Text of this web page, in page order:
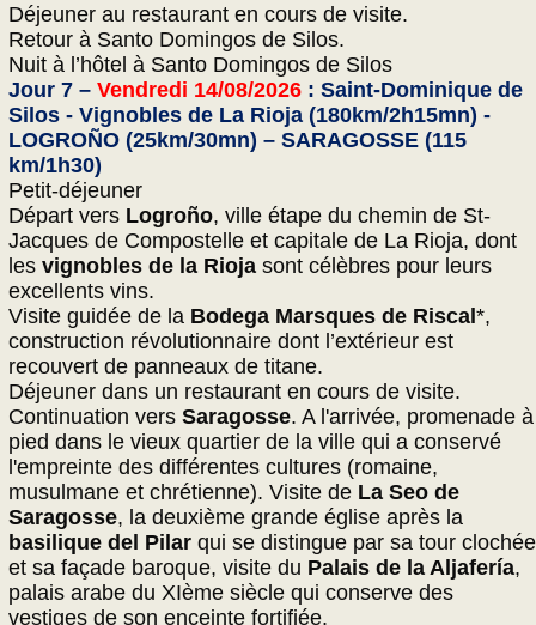
Déjeuner au restaurant en cours de visite.
Retour à Santo Domingos de Silos.
Nuit à l’hôtel à Santo Domingos de Silos
Jour 7 – Vendredi 14/08/2026: Saint-Dominique de
Silos - Vignobles de La Rioja (180km/2h15mn) -
LOGROÑO (25km/30mn) – SARAGOSSE (115
km/1h30)
Petit-déjeuner
Départ vers Logroño, ville étape du chemin de St-
Jacques de Compostelle et capitale de La Rioja, dont
les vignobles de la Riojasont célèbres pour leurs
excellents vins.
Visite guidée de la Bodega Marsques de Riscal *,
construction révolutionnaire dont l’extérieur est
recouvert de panneaux de titane.
Déjeuner dans un restaurant en cours de visite.
Continuation vers Saragosse. A l'arrivée, promenade à
pied dans le vieux quartier de la ville qui a conservé
l'empreinte des différentes cultures (romaine,
musulmane et chrétienne). Visite deLa Seo de
Saragosse, la deuxième grande église après la
basilique del Pilarqui se distingue par sa tour clochée
et sa façade baroque, visite du Palais de la Aljafería,
palais arabe du XIème siècle qui conserve des
vestiges de son enceinte fortifiée.